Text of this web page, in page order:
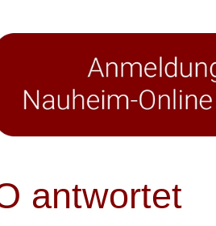
antwortet